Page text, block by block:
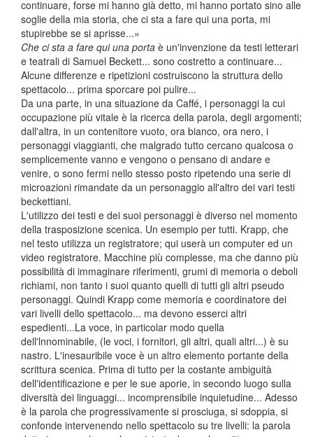
continuare, forse mi hanno già detto, mi hanno portato sino alle
soglie della mia storia, che ci sta a fare qui una porta, mi
stupirebbe se si aprisse...»
Che ci sta a fare qui una porta è un'invenzione da testi letterari
e teatrali di Samuel Beckett... sono costretto a continuare...
Alcune differenze e ripetizioni costruiscono la struttura dello
spettacolo... prima sporcare poi pulire...
Da una parte, in una situazione da Caffé, i personaggi la cui
occupazione più vitale è la ricerca della parola, degli argomenti;
dall'altra, in un contenitore vuoto, ora bianco, ora nero, i
personaggi viaggianti, che malgrado tutto cercano qualcosa o
semplicemente vanno e vengono o pensano di andare e
venire, o sono fermi nello stesso posto ripetendo una serie di
microazioni rimandate da un personaggio all'altro dei vari testi
beckettiani.
L'utilizzo dei testi e dei suoi personaggi è diverso nel momento
della trasposizione scenica. Un esempio per tutti. Krapp, che
nel testo utilizza un registratore; qui userà un computer ed un
video registratore. Macchine più complesse, ma che danno più
possibilità di immaginare riferimenti, grumi di memoria o deboli
richiami, non tanto i suoi quanto quelli di tutti gli altri pseudo
personaggi. Quindi Krapp come memoria e coordinatore dei
vari livelli dello spettacolo... ma devono esserci altri
espedienti...La voce, in particolar modo quella
dell'lnnominabile, (le voci, i fornitori, gli altri, quali altri...) è su
nastro. L'inesauribile voce è un altro elemento portante della
scrittura scenica. Prima di tutto per la costante ambiguità
dell'identificazione e per le sue aporie, in secondo luogo sulla
diversità dei linguaggi... incomprensibile inquietudine... Adesso
è la parola che progressivamente si prosciuga, si sdoppia, si
confonde intervenendo nello spettacolo su tre livelli: la parola